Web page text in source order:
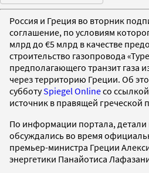
Россия и Греция во вторник
соглашение, по условиям
млрд до €5 млрд в качестве
строительство газопровода
предполагающего транзит газа
через территорию Греции. Об
субботуSpiegel Onlineсо
источник в правящей греческой
По информации портала, детали
обсуждались во время
премьер-министра Греции
энергетики Панайотиса